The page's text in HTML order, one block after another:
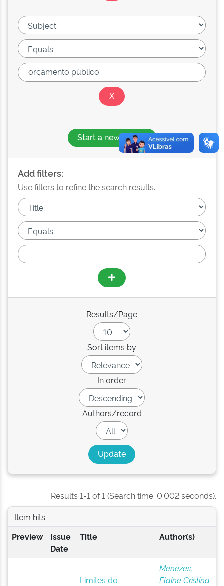
Start a new search
Add filters:
Use filters to refine the search results.
Results/Page
Sort items by
In order
Authors/record
Results 1-1 of 1 (Search time: 0.002 seconds).
Item hits:
Preview
Issue
Date
Title Author(s)
Limites do
Menezes,
Elaine Cristina